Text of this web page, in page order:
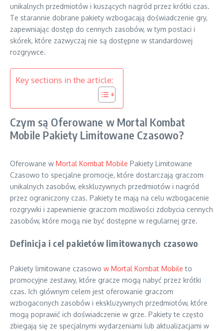
unikalnych przedmiotów i kuszących nagród przez krótki czas.
Te starannie dobrane pakiety wzbogacają doświadczenie gry,
zapewniając dostęp do cennych zasobów, w tym postaci i
skórek, które zazwyczaj nie są dostępne w standardowej
rozgrywce.
Key sections in the article:
Czym są Oferowane w Mortal Kombat
Mobile Pakiety Limitowane Czasowo?
Oferowane w Mortal Kombat Mobile Pakiety Limitowane
Czasowo to specjalne promocje, które dostarczają graczom
unikalnych zasobów, ekskluzywnych przedmiotów i nagród
przez ograniczony czas. Pakiety te mają na celu wzbogacenie
rozgrywki i zapewnienie graczom możliwości zdobycia cennych
zasobów, które mogą nie być dostępne w regularnej grze.
Definicja i cel pakietów limitowanych czasowo
Pakiety limitowane czasowo w Mortal Kombat Mobile to
promocyjne zestawy, które gracze mogą nabyć przez krótki
czas. Ich głównym celem jest oferowanie graczom
wzbogaconych zasobów i ekskluzywnych przedmiotów, które
mogą poprawić ich doświadczenie w grze. Pakiety te często
zbiegają się ze specjalnymi wydarzeniami lub aktualizacjami w